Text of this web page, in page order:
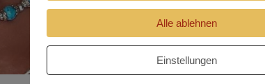
Alle ablehnen
Einstellungen